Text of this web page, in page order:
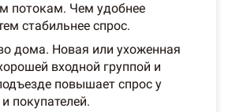
потокам. Чем удобнее
стабильнее спрос.
дома. Новая или ухоженная
входной группой и
повышает спрос у
покупателей.